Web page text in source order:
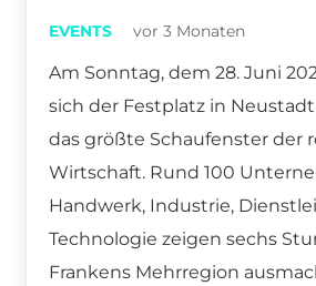
EVENTS vor 3 Monaten
Am Sonntag, dem 28. Juni
sich der Festplatz in Neustadt
das größte Schaufenster der
Wirtschaft. Rund 100
Handwerk, Industrie,
Technologie zeigen sechs
Frankens Mehrregion